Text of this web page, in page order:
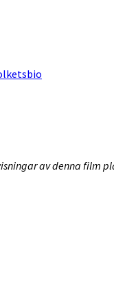
av denna film